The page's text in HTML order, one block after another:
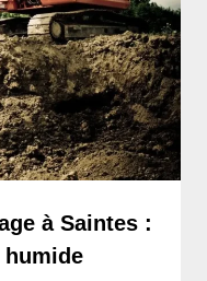
à Saintes :